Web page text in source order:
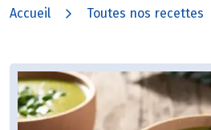
Accueil Toutes nos recettes